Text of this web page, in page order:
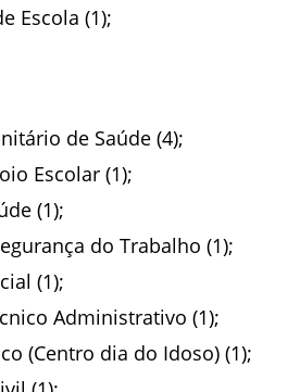
Escola (1);
de Saúde (4);
Escolar (1);
(1);
do Trabalho (1);
(1);
Administrativo (1);
(Centro dia do Idoso) (1);